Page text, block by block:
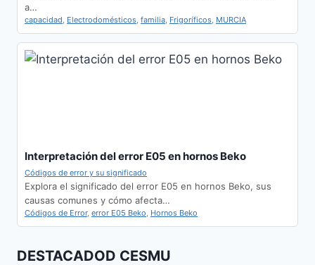
a…
capacidad, Electrodomésticos, familia, Frigoríficos, MURCIA
Interpretación del error E05 en hornos Beko
Códigos de error y su significado
Explora el significado del error E05 en hornos Beko, sus
causas comunes y cómo afecta…
Códigos de Error, error E05 Beko, Hornos Beko
DESTACADOD CESMU